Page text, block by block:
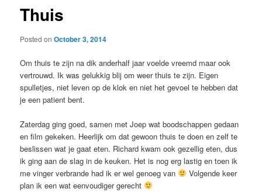
Thuis
Posted onOctober 3, 2014
Om thuis te zijn na dik anderhalf jaar voelde vreemd maar ook
vertrouwd. Ik was gelukkig blij om weer thuis te zijn. Eigen
spulletjes, niet leven op de klok en niet het gevoel te hebben dat
je een patient bent.
Zaterdag ging goed, samen met Joep wat boodschappen gedaan
en film gekeken. Heerlijk om dat gewoon thuis te doen en zelf te
beslissen wat je gaat eten. Richard kwam ook gezellig eten, dus
ik ging aan de slag in de keuken. Het is nog erg lastig en toen ik
me vinger verbrande had ik er wel genoeg van
Volgende keer
plan ik een wat eenvoudiger gerecht